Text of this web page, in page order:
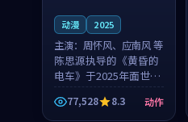
动漫 2025
主演： 周怀风、应南风 等
陈思源执导的《黄昏的
电车》于2025年面世，
日本的城市气质与渔村
故事的人物心境共同构
77,528 8.3 动作